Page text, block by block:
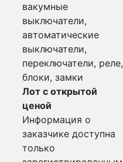
вакумные
выключатели,
автоматические
выключатели,
переключатели, реле,
блоки, замки
Лот с открытой
ценой
Информация о
заказчике доступна
только